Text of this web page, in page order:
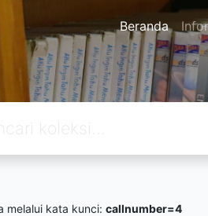
Beranda
melalui kata kunci: callnumber=4